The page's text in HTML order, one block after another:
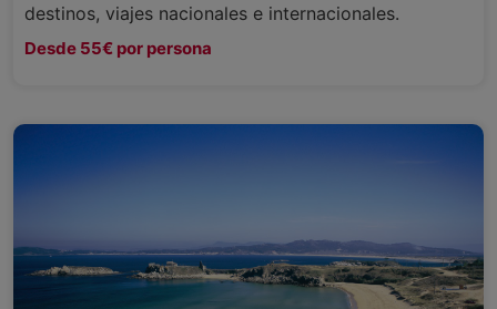
destinos, viajes nacionales e internacionales.
Desde 55€ por persona